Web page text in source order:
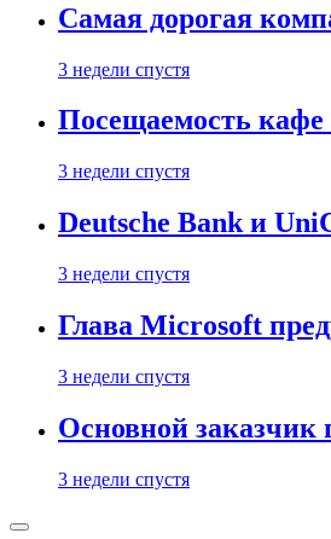
Самая дорогая
3 недели спустя
Посещаемость кафе
3 недели спустя
Deutsche Bank и
3 недели спустя
Глава Microsoft
3 недели спустя
Основной заказчик
3 недели спустя